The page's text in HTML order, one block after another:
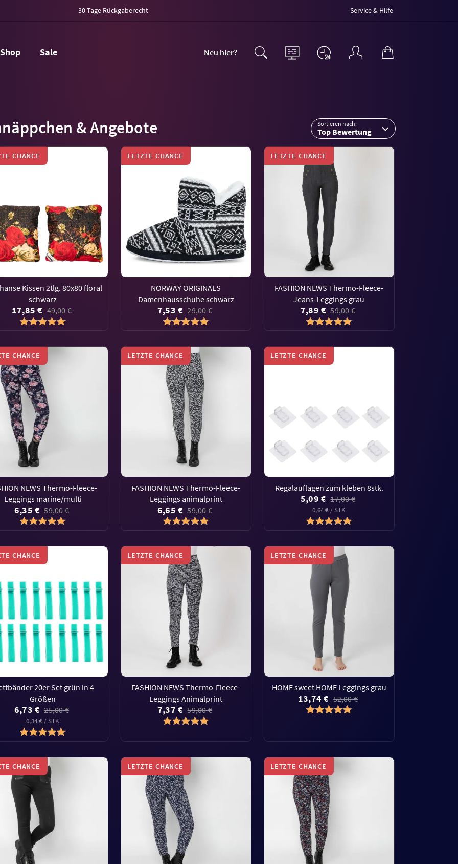
30 Tage Rückgaberecht Service & Hilfe
Shop Sale Neu hier?
& Angebote Sortieren nach:
Top Bewertung
CHANCE
Kissen 2tlg. 80x80 floral
schwarz
17,85 € 49,00 €
LETZTE CHANCE
NORWAY ORIGINALS
Damenhausschuhe schwarz
7,53 € 29,00 €
LETZTE CHANCE
FASHION NEWS Thermo-Fleece-
Jeans-Leggings grau
7,89 € 59,00 €
CHANCE
NEWS Thermo-Fleece-
Leggings marine/multi
6,35 € 59,00 €
LETZTE CHANCE
FASHION NEWS Thermo-Fleece-
Leggings animalprint
6,65 € 59,00 €
LETZTE CHANCE
Regalauflagen zum kleben 8stk.
5,09 € 17,00 €
0,64 € / STK
CHANCE
20er Set grün in 4
Größen
6,73 € 25,00 €
0,34 € / STK
LETZTE CHANCE
FASHION NEWS Thermo-Fleece-
Leggings Animalprint
7,37 € 59,00 €
LETZTE CHANCE
HOME sweet HOME Leggings grau
13,74 € 52,00 €
CHANCE LETZTE CHANCE LETZTE CHANCE